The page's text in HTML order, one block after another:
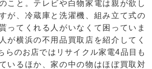
こと。テレビや白物家電は親が欲し
が、冷蔵庫と洗濯機、組み立て式の
ってくれる人がいなくて困っていま
が横浜の不用品買取店を紹介してく
らのお店ではリサイクル家電4品目も
いるほか、家の中の物はほぼ買取対